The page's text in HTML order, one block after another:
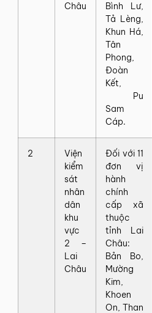
Châu
Bình Lư,
Tả Lèng,
Khun Há,
Tân
Phong,
Đoàn
Kết,
Pu
Sam
Cáp.
2
Viện
kiểm
sát
nhân
dân
khu
vực
2 –
Lai
Châu
Đối với 11
đơn vị
hành
chính
cấp xã
thuộc
tỉnh Lai
Châu:
Bản Bo,
Mường
Kim,
Khoen
On, Than